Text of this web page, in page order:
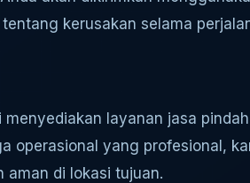
kerusakan selama
layanan jasa
operasional yang profesional,
aman di lokasi tujuan.